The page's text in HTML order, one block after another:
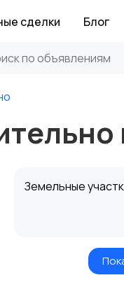
сделки Блог
Земельные
Аренда дома